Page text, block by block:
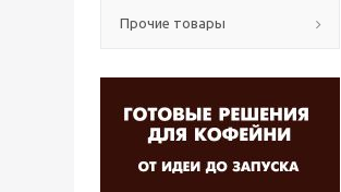
Прочие товары